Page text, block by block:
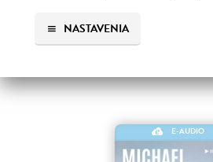
NASTAVENIA
E-AUDIO